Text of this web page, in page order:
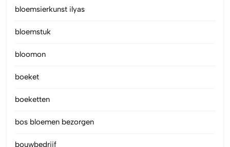
bloemsierkunst ilyas
bloemstuk
bloomon
boeket
boeketten
bos bloemen bezorgen
bouwbedrijf